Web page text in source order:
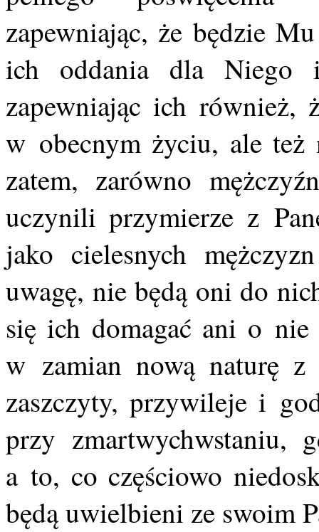
zapewniając, że będzie
ich oddania dla Niego
zapewniając ich
w obecnym życiu, ale też
zatem, zarówno
uczynili przymierze z
jako cielesnych
uwagę, nie będą oni do
się ich domagać ani o
w zamian nową naturę
zaszczyty, przywileje i
przy zmartwychwstaniu,
a to, co częściowo
będą uwielbieni ze swoim